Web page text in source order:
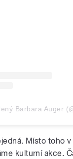
Barbara Auger
Místo toho
kulturní akce.